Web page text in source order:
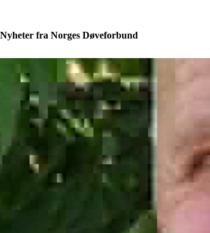
Nyheter fra Norges Døveforbund